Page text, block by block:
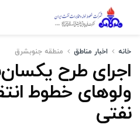
خانه اخبار مناطق منطقه جنوبشرق
اجرای طرح
ولوهای خطوط
نفتی